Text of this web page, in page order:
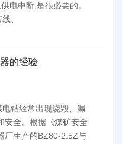
电中断,是很必要的。
、
的经验
钻经常出现烧毁、漏
安全。根据《煤矿安全
厂生产的BZ80-2.5Z与